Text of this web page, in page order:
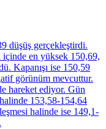
düşüş gerçekleştirdi.
içinde en yüksek 150,69,
Kapanışı ise 150,59
görünüm mevcuttur.
hareket ediyor. Gün
153,58-154,64
halinde ise 149,1-